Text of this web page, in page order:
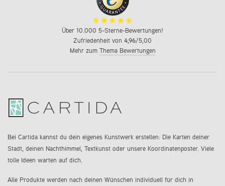
Über 10.000 5-Sterne-Bewertungen!
Zufriedenheit von 4,96/5,00
Mehr zum Thema Bewertungen
Bei Cartida kannst du dein eigenes Kunstwerk erstellen: Die Karten deiner
Stadt, deinen Nachthimmel, Textkunst oder unsere Koordinatenposter. Viele
tolle Ideen warten auf dich.
Alle Produkte werden nach deinen Wünschen individuell für dich in